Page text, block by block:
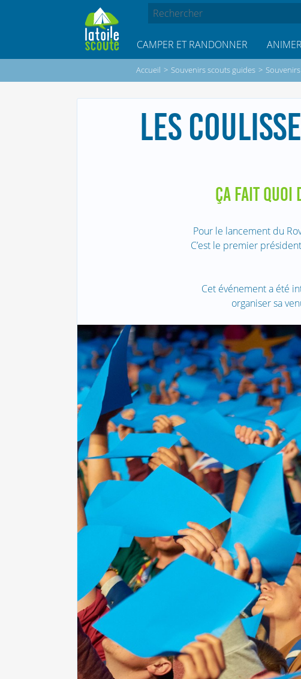
CAMPER ET RANDONNER ANIMER
Accueil > Souvenirs scouts guides >
LES
ÇA FAIT QUOI
Pour le lancement du
C’est le premier
Cet événement a été
organiser sa